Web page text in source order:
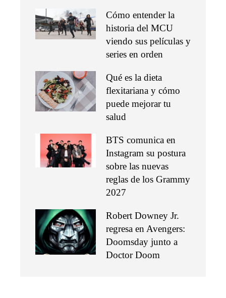
Cómo entender la
historia del MCU
viendo sus películas y
series en orden
Qué es la dieta
flexitariana y cómo
puede mejorar tu
salud
BTS comunica en
Instagram su postura
sobre las nuevas
reglas de los Grammy
2027
Robert Downey Jr.
regresa en Avengers:
Doomsday junto a
Doctor Doom